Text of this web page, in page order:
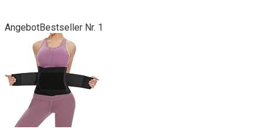
AngebotBestseller Nr. 1